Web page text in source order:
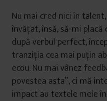
Nu mai cred nici în
învățat, însă, să-mi
după verbul perfect,
tranziția cea mai puțin
ecou. Nu mai vânez
povestea asta”, ci mă
impact au textele mele